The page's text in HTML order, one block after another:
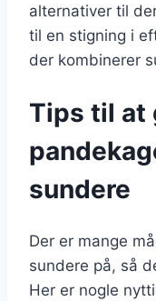
alternativer til
til en stigning i
der kombinerer
Tips til at
sundere
Der er mange
sundere på, så
Her er nogle